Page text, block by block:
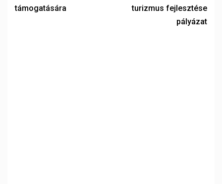
támogatására
turizmus fejlesztése
pályázat